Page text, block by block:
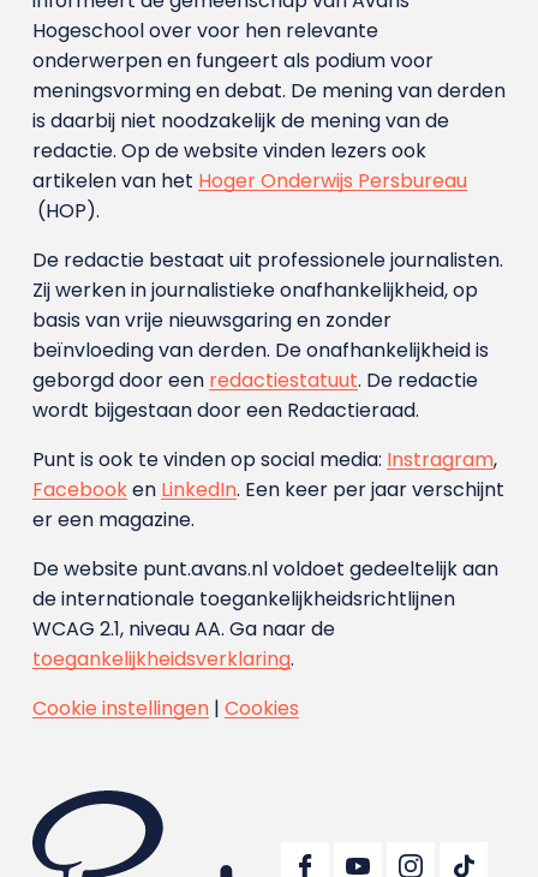
Hogeschool over voor hen relevante
onderwerpen en fungeert als podium voor
meningsvorming en debat. De mening van derden
is daarbij niet noodzakelijk de mening van de
redactie. Op de website vinden lezers ook
artikelen van het Hoger Onderwijs Persbureau
(HOP).
De redactie bestaat uit professionele journalisten.
Zij werken in journalistieke onafhankelijkheid, op
basis van vrije nieuwsgaring en zonder
beïnvloeding van derden. De onafhankelijkheid is
geborgd door een redactiestatuut. De redactie
wordt bijgestaan door een Redactieraad.
Punt is ook te vinden op social media: Instragram,
Facebooken LinkedIn. Een keer per jaar verschijnt
er een magazine.
De website punt.avans.nl voldoet gedeeltelijk aan
de internationale toegankelijkheidsrichtlijnen
WCAG 2.1, niveau AA. Ga naar de
toegankelijkheidsverklaring.
Cookie instellingen| Cookies